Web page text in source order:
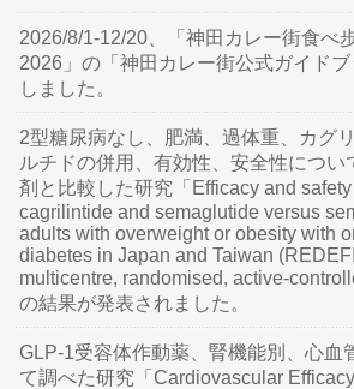
2026/8/1-12/20、「神田カレー街食べ
2026」の「神田カレー街公式ガイド
しました。
2型糖尿病なし、肥満、過体重、カグ
ルチドの併用、有効性、安全性につい
剤と比較した研究「Efficacy and
cagrilintide and semaglutide versus
adults with overweight or obesity with
diabetes in Japan and Taiwan
multicentre, randomised, active-
の結果が発表されました。
GLP-1受容体作動薬、腎機能別、心血
て調べた研究「Cardiovascular